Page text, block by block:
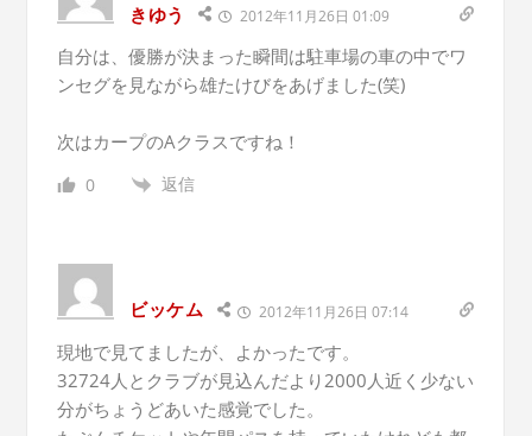
きゆう 2012年11月26日 01:09
自分は、優勝が決まった瞬間は駐車場の車の中でワ
ンセグを見ながら雄たけびをあげました(笑)
次はカープのAクラスですね！
0 返信
ビッケム 2012年11月26日 07:14
現地で見てましたが、よかったです。
32724人とクラブが見込んだより2000人近く少ない
分がちょうどあいた感覚でした。